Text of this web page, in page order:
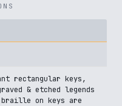
rectangular keys,
& etched legends
on keys are